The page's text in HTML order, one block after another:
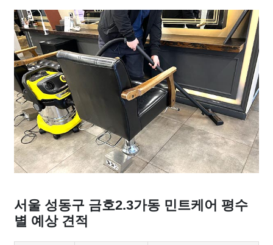
서울 성동구 금호2.3가동 민트케어 평수
별 예상 견적